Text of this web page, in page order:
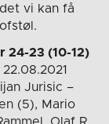
vi kan få
24-23 (10-12)
Jurisic –
(5), Mario